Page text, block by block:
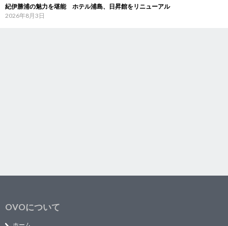
紀伊勝浦の魅力を堪能 ホテル浦島、日昇館をリニューアル
2026年8月3日
OVOについて